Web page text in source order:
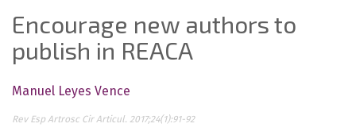
Encourage new authors to
publish in REACA
Manuel Leyes Vence
Rev Esp Artrosc Cir Articul. 2017;24(1):91-92